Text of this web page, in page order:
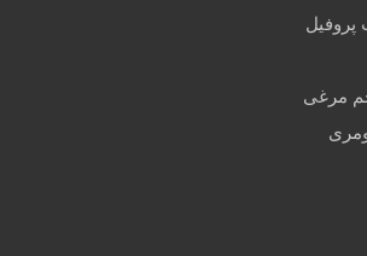
پروفیل
مرغی